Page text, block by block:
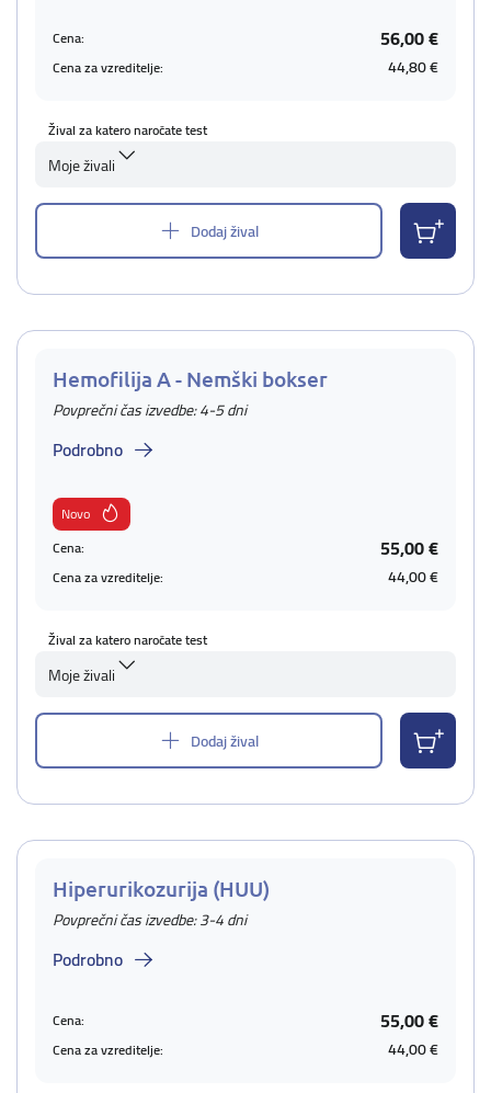
Cena: 56,00 €
Cena za vzreditelje: 44,80 €
Žival za katero naročate test
Moje živali
Dodaj žival
Hemofilija A - Nemški bokser
Povprečni čas izvedbe: 4-5 dni
Podrobno
Novo
Cena:
55,00 €
Cena za vzreditelje: 44,00 €
Žival za katero naročate test
Moje živali
Dodaj žival
Hiperurikozurija (HUU)
Povprečni čas izvedbe: 3-4 dni
Podrobno
Cena: 55,00 €
Cena za vzreditelje: 44,00 €